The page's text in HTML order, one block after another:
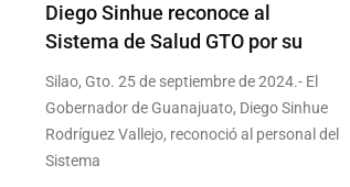
Diego Sinhue reconoce al
Sistema de Salud GTO por su
Silao, Gto. 25 de septiembre de 2024.- El
Gobernador de Guanajuato, Diego Sinhue
Rodríguez Vallejo, reconoció al personal del
Sistema